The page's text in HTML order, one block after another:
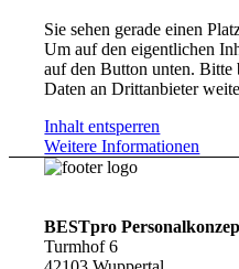
Sie sehen gerade einen
Um auf den eigentlichen
auf den Button unten. Bitte
Daten an Drittanbieter
Inhalt entsperren
Weitere Informationen
BESTpro
Turmhof 6